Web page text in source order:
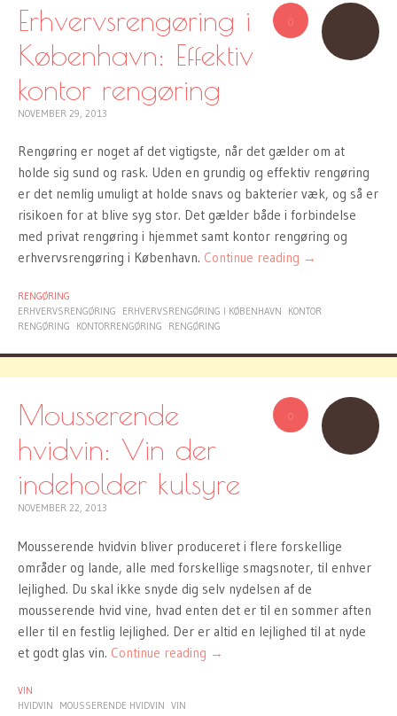
0
Erhvervsrengøring i
København: Effektiv
kontor rengøring
NOVEMBER 29, 2013
Rengøring er noget af det vigtigste, når det gælder om at
holde sig sund og rask. Uden en grundig og effektiv rengøring
er det nemlig umuligt at holde snavs og bakterier væk, og så er
risikoen for at blive syg stor. Det gælder både i forbindelse
med privat rengøring i hjemmet samt kontor rengøring og
erhvervsrengøring i København. Continue reading →
RENGØRING
ERHVERVSRENGØRING
ERHVERVSRENGØRING I KØBENHAVN
KONTOR
RENGØRING
KONTORRENGØRING RENGØRING
0
Mousserende
hvidvin: Vin der
indeholder kulsyre
NOVEMBER 22, 2013
Mousserende hvidvin bliver produceret i flere forskellige
områder og lande, alle med forskellige smagsnoter, til enhver
lejlighed. Du skal ikke snyde dig selv nydelsen af de
mousserende hvid vine, hvad enten det er til en sommer aften
eller til en festlig lejlighed. Der er altid en lejlighed til at nyde
et godt glas vin. Continue reading →
VIN
HVIDVIN
MOUSSERENDE HVIDVIN VIN